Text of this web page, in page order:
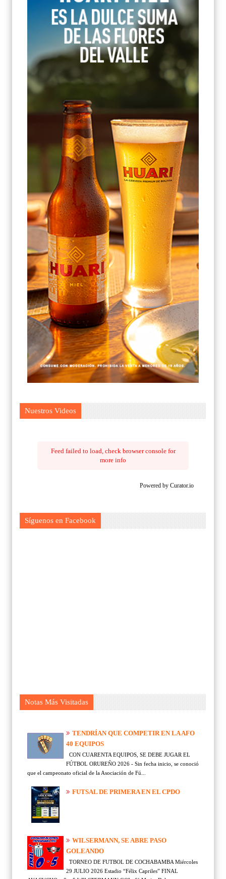
Nuestros Videos
Feed failed to load, check browser console for
more info
Powered by Curator.io
Síguenos en Facebook
Notas Más Visitadas
TENDRÍAN QUE COMPETIR EN LA AFO
40 EQUIPOS
CON CUARENTA EQUIPOS, SE DEBE JUGAR EL
FÚTBOL ORUREÑO 2026 - Sin fecha inicio, se conoció
que el campeonato oficial de la Asociación de Fú...
FUTSAL DE PRIMERA EN EL CPDO
WILSERMANN, SE ABRE PASO
GOLEANDO
TORNEO DE FUTBOL DE COCHABAMBA Miércoles
29 JULIO 2026 Estadio “Félix Capriles” FINAL